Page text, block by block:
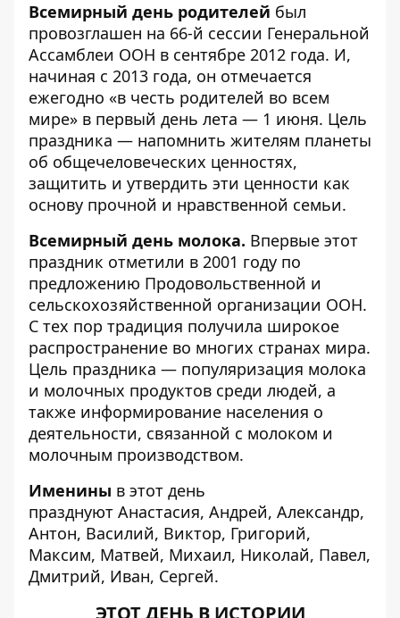
Всемирный день родителей был
провозглашен на 66-й сессии Генеральной
Ассамблеи ООН в сентябре 2012 года. И,
начиная с 2013 года, он отмечается
ежегодно «в честь родителей во всем
мире» в первый день лета — 1 июня. Цель
праздника — напомнить жителям планеты
об общечеловеческих ценностях,
защитить и утвердить эти ценности как
основу прочной и нравственной семьи.
Всемирный день молока. Впервые этот
праздник отметили в 2001 году по
предложению Продовольственной и
сельскохозяйственной организации ООН.
С тех пор традиция получила широкое
распространение во многих странах мира.
Цель праздника — популяризация молока
и молочных продуктов среди людей, а
также информирование населения о
деятельности, связанной с молоком и
молочным производством.
Именины в этот день
празднуют Анастасия, Андрей, Александр,
Антон, Василий, Виктор, Григорий,
Максим, Матвей, Михаил, Николай, Павел,
Дмитрий, Иван, Сергей.
ЭТОТ ДЕНЬ В ИСТОРИИ